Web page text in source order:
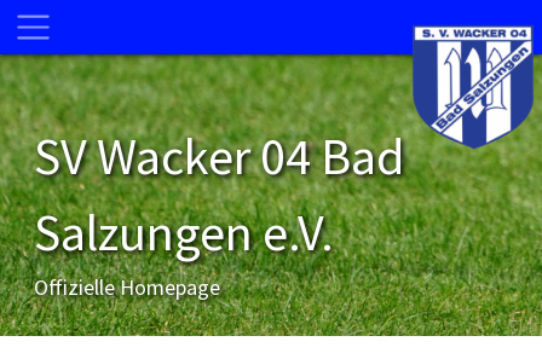
SV Wacker 04 Bad
Salzungen e.V.
Offizielle Homepage